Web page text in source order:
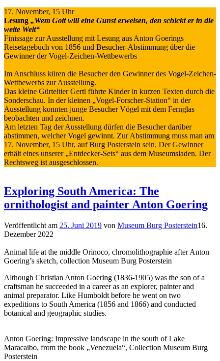
17. November, 15 Uhr
Lesung „Wem Gott will eine Gunst erweisen, den schickt er in die
weite Welt“
Finissage zur Ausstellung mit Lesung aus Anton Goerings
Reisetagebuch von 1856 und Besucher-Abstimmung über die
Gewinner der Vogel-Zeichen-Wettbewerbs
Im Anschluss küren die Besucher den Gewinner des Vogel-Zeichen-
Wettbewerbs zur Ausstellung.
Das kleine Gürteltier Gerti führte Kinder in kurzen Texten durch die
Sonderschau. In der kleinen „Vogel-Forscher-Station“ in der
Ausstellung konnten junge Besucher Vögel mit dem Fernglas
beobachten und zeichnen.
Am letzten Tag der Ausstellung dürfen die Besucher darüber
abstimmen, welcher Vogel gewinnt. Zur Abstimmung muss man am
17. November, 15 Uhr, auf Burg Posterstein sein. Der Gewinner
erhält eines unserer „Entdecker-Sets“ aus dem Museumsladen. Der
Rechtsweg ist ausgeschlossen.
Exploring South America: The
ornithologist and painter Anton Goering
Veröffentlicht am 25. Juni 2019 von Museum Burg Posterstein16.
Dezember 2022
Animal life at the middle Orinoco, chromolithographie after Anton
Goering’s sketch, collection Museum Burg Posterstein
Although Christian Anton Goering (1836-1905) was the son of a
craftsman he succeeded in a career as an explorer, painter and
animal preparator. Like Humboldt before he went on two
expeditions to South America (1856 and 1866) and conducted
botanical and geographic studies.
Anton Goering: Impressive landscape in the south of Lake
Maracaibo, from the book „Venezuela“, Collection Museum Burg
Posterstein